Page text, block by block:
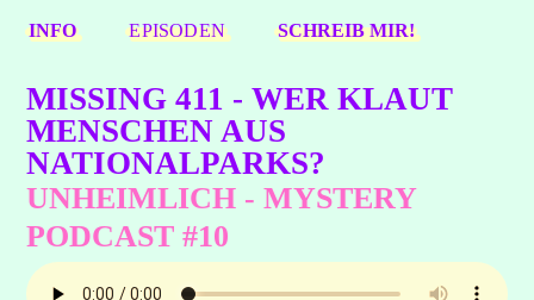
INFO EPISODEN SCHREIB MIR!
MISSING 411 - WER KLAUT
MENSCHEN AUS
NATIONALPARKS?
UNHEIMLICH - MYSTERY
PODCAST #10